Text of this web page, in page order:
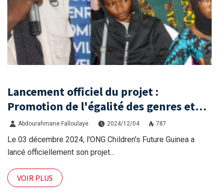
Lancement officiel du projet :
Promotion de l'égalité des genres et
autonomisation des femmes de Labé
Abdourahmane Falloulaye 2024/12/04 787
Le 03 décembre 2024, l'ONG Children's Future Guinea a
lancé officiellement son projet...
VOIR PLUS